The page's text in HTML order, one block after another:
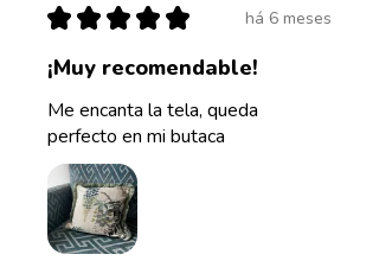
★ ★ ★ ★ ★ há 6 meses
¡Muy recomendable!
Me encanta la tela, queda
perfecto en mi butaca